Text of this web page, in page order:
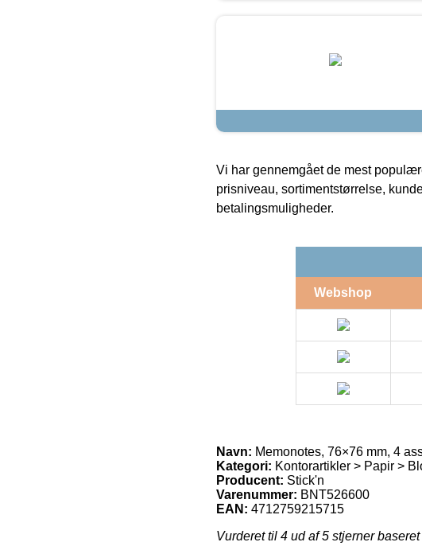
Vi har gennemgået de mest
prisniveau, sortimentstørrelse,
betalingsmuligheder.
Webshop
Navn: Memonotes, 76×76 mm, 4
Kategori: Kontorartikler > Papir >
Producent: Stick'n
Varenummer: BNT526600
EAN: 4712759215715
Vurderet til 4 ud af 5 stjerner baseret